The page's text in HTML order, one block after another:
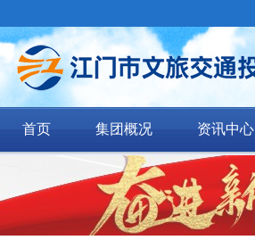
首页 集团概况 资讯中心